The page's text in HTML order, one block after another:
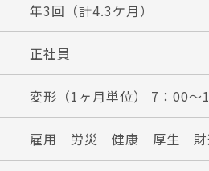
年3回（計4.3ケ月）
正社員
変形（1ヶ月単位） 7：00
雇用 労災 健康 厚生 財